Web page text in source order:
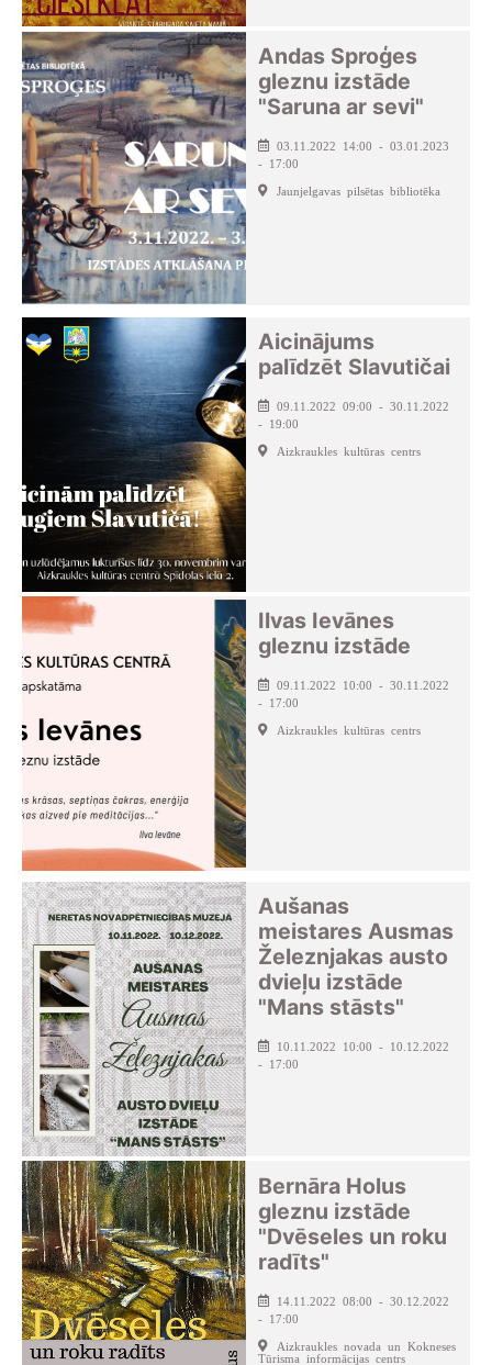
Andas Sproģes
gleznu izstāde
"Saruna ar sevi"
03.11.2022 14:00 - 03.01.2023
- 17:00
Jaunjelgavas pilsētas bibliotēka
Aicinājums
palīdzēt Slavutičai
09.11.2022 09:00 - 30.11.2022
- 19:00
Aizkraukles kultūras centrs
Ilvas Ievānes
gleznu izstāde
09.11.2022 10:00 - 30.11.2022
- 17:00
Aizkraukles kultūras centrs
Aušanas
meistares Ausmas
Železnjakas austo
dvieļu izstāde
"Mans stāsts"
10.11.2022 10:00 - 10.12.2022
- 17:00
Bernāra Holus
gleznu izstāde
"Dvēseles un roku
radīts"
14.11.2022 08:00 - 30.12.2022
- 17:00
Aizkraukles novada un Kokneses
Tūrisma informācijas centrs